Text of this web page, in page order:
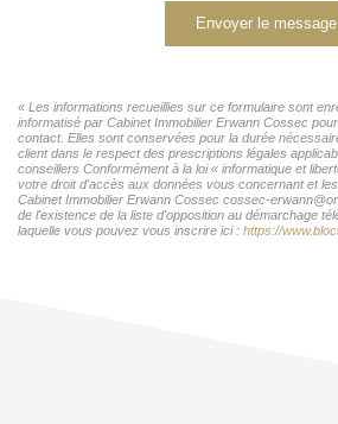
Envoyer le message
« Les informations recueillies sur ce formulaire sont
informatisé par Cabinet Immobilier Erwann Cossec
contact. Elles sont conservées pour la durée
client dans le respect des prescriptions légales
conseillers Conformément à la loi « informatique et
votre droit d'accès aux données vous concernant et
Cabinet Immobilier Erwann Cossec cossec-
de l'existence de la liste d'opposition au démarchage
laquelle vous pouvez vous inscrire ici : https://